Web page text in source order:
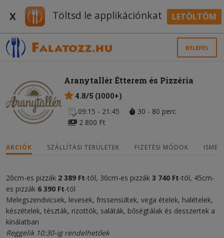
X Töltsd le applikációnkat LETÖLTÖM
BELÉPÉS
Aranytallér Étterem és Pizzéria
4.8/5 (1000+)
09:15 - 21:45
30 - 80 perc
2 800 Ft
AKCIÓK SZÁLLÍTÁSI TERÜLETEK FIZETÉSI MÓDOK
20cm-es pizzák 2 389 Ft-tól, 30cm-es pizzák 3 740 Ft-tól, 45cm-
es pizzák 6 390 Ft-tól
Melegszendvicsek, levesek, frissensültek, vega ételek, halételek,
készételek, tészták, rizottók, saláták, bőségtálak és desszertek a
kínálatban
Reggelik 10:30-ig rendelhetőek